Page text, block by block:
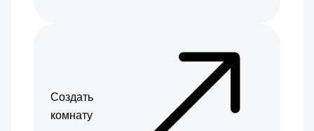
Создать
комнату